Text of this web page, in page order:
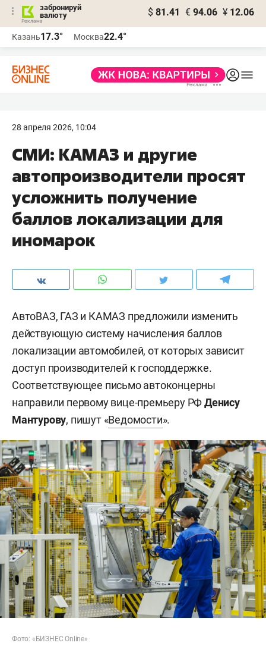
забронируй
валюту
$ 81.41 € 94.06 ¥ 12.06
Казань17.3° Москва22.4°
28 апреля 2026, 10:04
СМИ: КАМАЗ и другие
автопроизводители просят
усложнить получение
баллов локализации для
иномарок
АвтоВАЗ, ГАЗ и КАМАЗ предложили изменить
действующую систему начисления баллов
локализации автомобилей, от которых зависит
доступ производителей к господдержке.
Соответствующее письмо автоконцерны
направили первому вице-премьеру РФДенису
Мантурову, пишут «Ведомости».
Фото: «БИЗНЕС Online»